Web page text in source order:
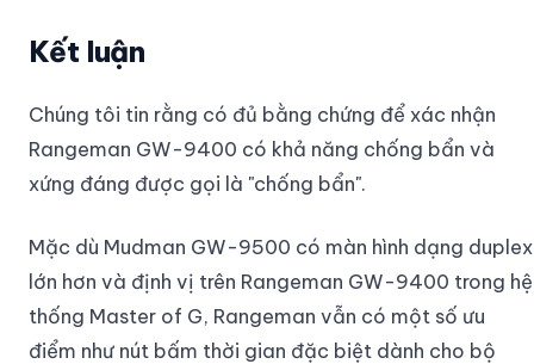
Kết luận
Chúng tôi tin rằng có đủ bằng chứng để xác nhận
Rangeman GW-9400 có khả năng chống bẩn và
xứng đáng được gọi là "chống bẩn".
Mặc dù Mudman GW-9500 có màn hình dạng duplex
lớn hơn và định vị trên Rangeman GW-9400 trong hệ
thống Master of G, Rangeman vẫn có một số ưu
điểm như nút bấm thời gian đặc biệt dành cho bộ